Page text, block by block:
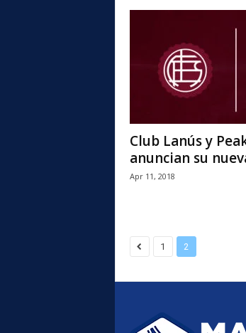
Club Lanús y
anuncian su
Apr 11, 2018
1 2